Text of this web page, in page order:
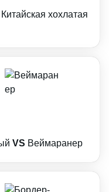
Китайская хохлатая
VS Веймаранер